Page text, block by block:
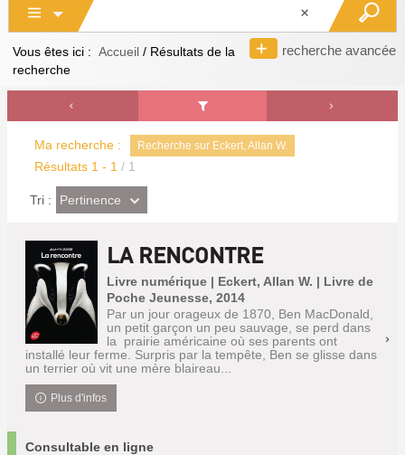
recherche avancée
Vous êtes ici : Accueil / Résultats de la
recherche
Ma recherche : Recherche sur Eckert, Allan W.
Résultats 1 - 1 / 1
Tri : (Effet
imédiat)
Pertinence
LA RENCONTRE
Livre numérique | Eckert, Allan W. | Livre de
Poche Jeunesse, 2014
Par un jour orageux de 1870, Ben MacDonald,
un petit garçon un peu sauvage, se perd dans
la prairie américaine où ses parents ont
installé leur ferme. Surpris par la tempête, Ben se glisse dans
un terrier où vit une mère blaireau...
Plus d'infos
Consultable en ligne